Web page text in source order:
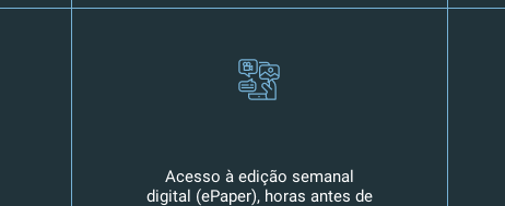
Acesso à edição semanal
digital (ePaper), horas antes de